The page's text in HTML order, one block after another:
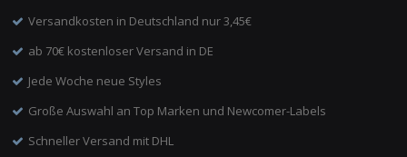
Versandkosten in Deutschland nur 3,45€
ab 70€ kostenloser Versand in DE
Jede Woche neue Styles
Große Auswahl an Top Marken und Newcomer-Labels
Schneller Versand mit DHL